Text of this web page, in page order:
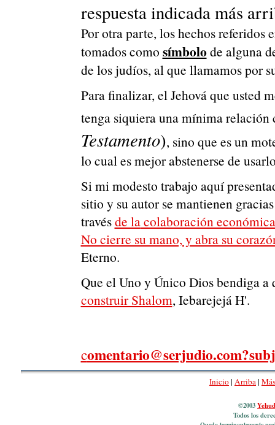
respuesta indicada más
Por otra parte, los hechos referidos
tomados como símbolode alguna
de los judíos, al que llamamos por
Para finalizar, el Jehová que usted
tenga siquiera una mínima relación
Testamento), sino que es un
lo cual es mejor abstenerse de
Si mi modesto trabajo aquí
sitio y su autor se mantienen
travésde lacolaboración
No cierre su mano, y abra su
Eterno.
Que el Uno y Único Dios bendiga
construir Shalom, Iebarejejá H'.
c
Inicio| Arriba|
©2003
Todos los